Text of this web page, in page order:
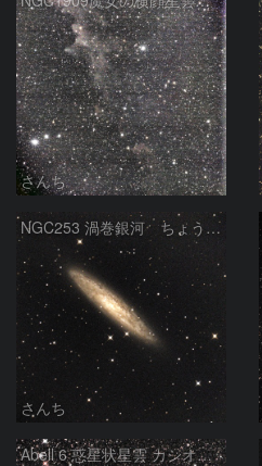
さんち
NGC253 渦巻銀河 ちょうこくしつ座
さんち
Abell 6 惑星状星雲 カシオペア座